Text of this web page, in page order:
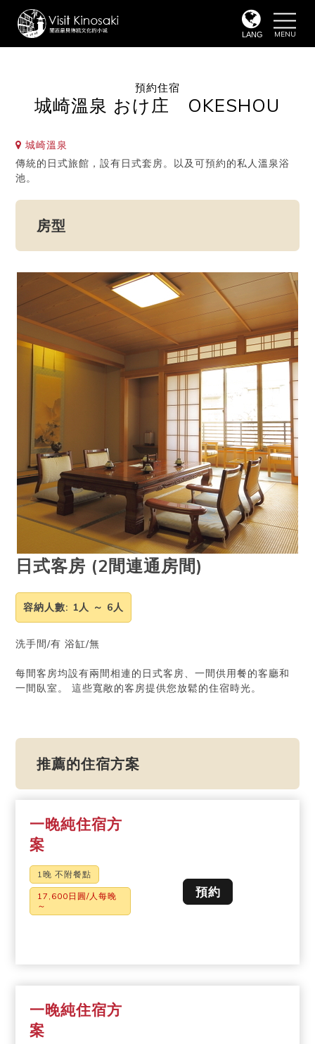
LANG
toggle
預約住宿
城崎溫泉 おけ庄 OKESHOU
城崎溫泉
傳統的日式旅館，設有日式套房。以及可預約的私人溫泉浴
池。
房型
日式客房 (2間連通房間)
容納人數: 1人 ～ 6人
洗手間/有 浴缸/無
每間客房均設有兩間相連的日式客房、一間供用餐的客廳和
一間臥室。 這些寬敞的客房提供您放鬆的住宿時光。
推薦的住宿方案
一晚純住宿方
案
1晚 不附餐點
17,600日圓/人每晚
～
預約
一晚純住宿方
案